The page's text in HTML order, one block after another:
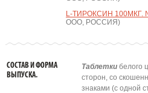
L-ТИРОКСИН 100МКГ.
ООО, РОССИЯ)
СОСТАВ И ФОРМА
ВЫПУСКА.
Таблеткибелого
сторон, со
знаками (с одной